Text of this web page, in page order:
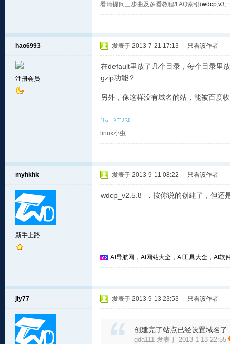
看清提问三步曲及多看教程/FAQ索引(wdcp,v3,
hao6993
注册会员
发表于 2013-7-21 17:13 只看该作者
在default里放了几个目录，每个目录里
gzip功能？
另外，像这样没有域名的站，能被百度
linux小虫
myhkhk
新手上路
发表于 2013-9-11 08:22 只看该作者
wdcp_v2.5.8 ，按你说的创建了，但还
AI导航网，AI网站大全，AI工具大全，AI软
jly77 发表于 2013-9-13 23:53 只看该作者
创建完了站点已经设置域名
gda111 发表于 2013-1-13 22:55